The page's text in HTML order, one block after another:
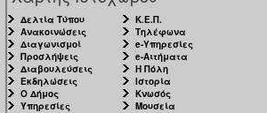
Δελτία Τύπου
Ανακοινώσεις
Διαγωνισμοί
Προσλήψεις
Διαβουλεύσεις
Εκδηλώσεις
Ο Δήμος
Υπηρεσίες
Κ.Ε.Π.
Τηλέφωνα
e-Υπηρεσίες
e-Αιτήματα
Η Πόλη
Ιστορία
Κνωσός
Μουσεία